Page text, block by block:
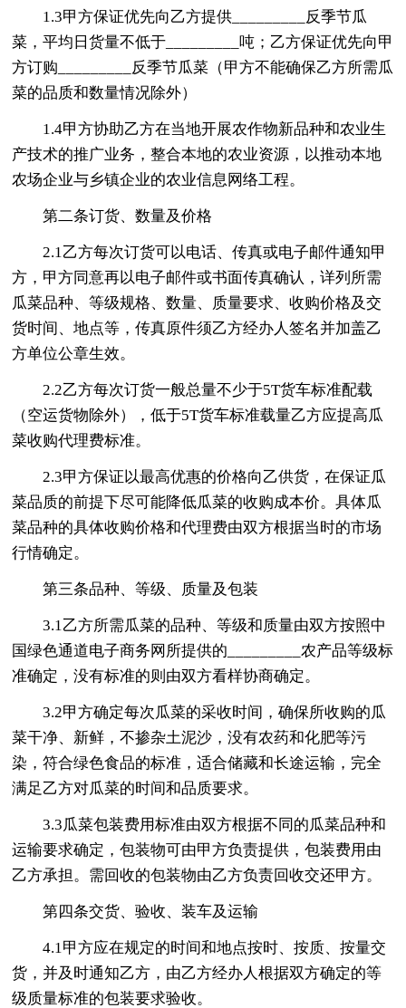
1.3甲方保证优先向乙方提供_________反季节瓜
菜，平均日货量不低于_________吨；乙方保证优先向甲
方订购_________反季节瓜菜（甲方不能确保乙方所需瓜
菜的品质和数量情况除外）
1.4甲方协助乙方在当地开展农作物新品种和农业生
产技术的推广业务，整合本地的农业资源，以推动本地
农场企业与乡镇企业的农业信息网络工程。
第二条订货、数量及价格
2.1乙方每次订货可以电话、传真或电子邮件通知甲
方，甲方同意再以电子邮件或书面传真确认，详列所需
瓜菜品种、等级规格、数量、质量要求、收购价格及交
货时间、地点等，传真原件须乙方经办人签名并加盖乙
方单位公章生效。
2.2乙方每次订货一般总量不少于5T货车标准配载
（空运货物除外），低于5T货车标准载量乙方应提高瓜
菜收购代理费标准。
2.3甲方保证以最高优惠的价格向乙供货，在保证瓜
菜品质的前提下尽可能降低瓜菜的收购成本价。具体瓜
菜品种的具体收购价格和代理费由双方根据当时的市场
行情确定。
第三条品种、等级、质量及包装
3.1乙方所需瓜菜的品种、等级和质量由双方按照中
国绿色通道电子商务网所提供的_________农产品等级标
准确定，没有标准的则由双方看样协商确定。
3.2甲方确定每次瓜菜的采收时间，确保所收购的瓜
菜干净、新鲜，不掺杂土泥沙，没有农药和化肥等污
染，符合绿色食品的标准，适合储藏和长途运输，完全
满足乙方对瓜菜的时间和品质要求。
3.3瓜菜包装费用标准由双方根据不同的瓜菜品种和
运输要求确定，包装物可由甲方负责提供，包装费用由
乙方承担。需回收的包装物由乙方负责回收交还甲方。
第四条交货、验收、装车及运输
4.1甲方应在规定的时间和地点按时、按质、按量交
货，并及时通知乙方，由乙方经办人根据双方确定的等
级质量标准的包装要求验收。